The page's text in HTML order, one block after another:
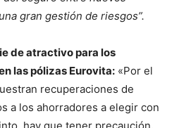
gran gestión de riesgos”.
de atractivo para los
las pólizas Eurovita: «Por el
recuperaciones de
a los ahorradores a elegir con